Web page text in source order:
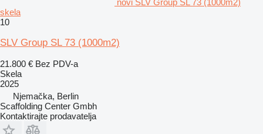
novi SLV Group SL 73 (1000m2)
skela
10
SLV Group SL 73 (1000m2)
21.800 € Bez PDV-a
Skela
2025
Njemačka, Berlin
Scaffolding Center Gmbh
Kontaktirajte prodavatelja